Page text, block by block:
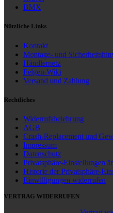
BMX
Nützliche Links
Kontakt
Montage- und
Händlernetz
Felgen-Wiki
Versand und Zahlung
Rechtliches
Widerrufsbelehrung
AGB
Crash-Replacement und
Impressum
Datenschutz
Privatsphäre-Einstellungen
Historie der Privatsphäre-
Einwilligungen widerrufen
VERTRAG WIDERRUFEN